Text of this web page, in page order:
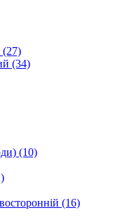
(27)
(34)
(10)
(16)